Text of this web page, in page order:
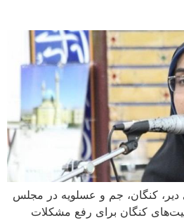
دیر، کنگان، جم و عسلویه در مجلس
کنگان برای رفع مشکلات